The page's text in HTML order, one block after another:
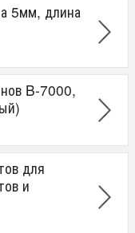
5мм, длина
B-7000,
для
и